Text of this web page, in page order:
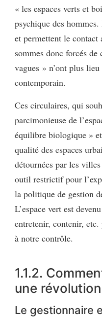
« les espaces verts et
psychique des
et permettent le contact
sommes donc forcés
vagues » n’ont plus
contemporain.
Ces circulaires, qui
parcimonieuse de
équilibre biologique »
qualité des espaces
détournées par les
outil restrictif pour
la politique de gestion
L’espace vert est
entretenir, contenir, etc.
à notre contrôle.
1.1.2.
une
Le gestionnaire